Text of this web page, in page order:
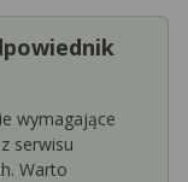
wymagające
serwisu
Warto